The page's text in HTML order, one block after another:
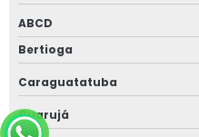
ABCD
Bertioga
Caraguatatuba
Guarujá